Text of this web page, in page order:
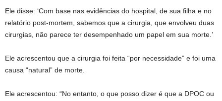
Ele disse: ‘Com base nas evidências do hospital, de sua filha e no
relatório post-mortem, sabemos que a cirurgia, que envolveu duas
cirurgias, não parece ter desempenhado um papel em sua morte.’
Ele acrescentou que a cirurgia foi feita “por necessidade” e foi uma
causa “natural” de morte.
Ele acrescentou: “No entanto, o que posso dizer é que a DPOC ou